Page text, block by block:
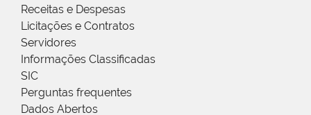
Receitas e Despesas
Licitações e Contratos
Servidores
Informações Classificadas
SIC
Perguntas frequentes
Dados Abertos